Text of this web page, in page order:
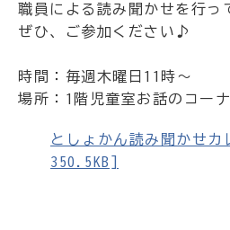
職員による読み聞かせを行っ
ぜひ、ご参加ください♪
時間：毎週木曜日11時～
場所：1階児童室お話のコー
としょかん読み聞かせカ
350.5KB]